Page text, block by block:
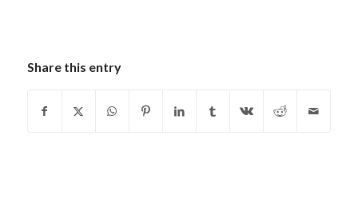
Share this entry